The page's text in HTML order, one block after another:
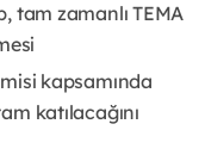
tam zamanlı TEMA
kapsamında
katılacağını